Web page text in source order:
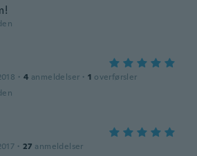
· 4 anmeldelser · 1 overførsler
· 27 anmeldelser